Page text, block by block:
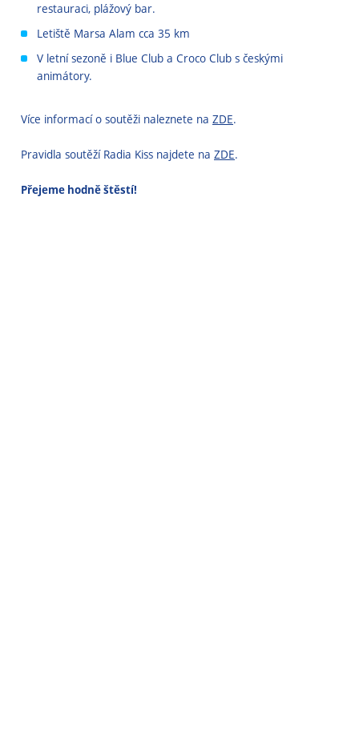
restauraci, plážový bar.
Letiště Marsa Alam cca 35 km
V letní sezoně i Blue Club a Croco Club s českými
animátory.
Více informací o soutěži naleznete na ZDE.
Pravidla soutěží Radia Kiss najdete na ZDE.
Přejeme hodně štěstí!